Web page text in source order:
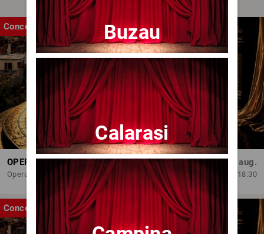
Concert
OPERA BRAȘOV ESTIVAL – ROMANCE & CINEMA - CONCERT
Opera Brasov
Sâm, 29 aug.
18:30
Concert
Buzau
Calarasi